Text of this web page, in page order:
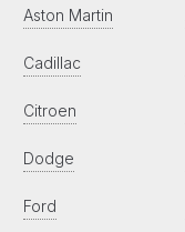
Aston Martin
Cadillac
Citroen
Dodge
Ford